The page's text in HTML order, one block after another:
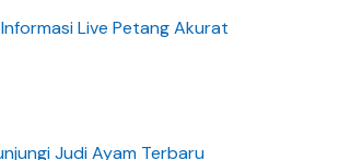
Live Petang Akurat
Judi Ayam Terbaru